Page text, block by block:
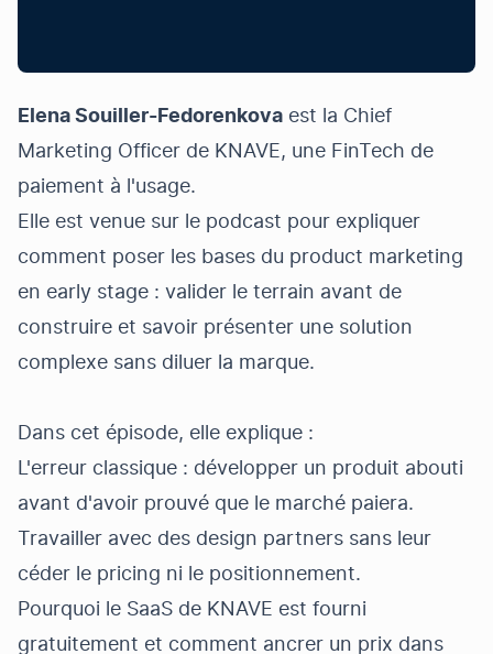
Elena Souiller-Fedorenkova est la Chief
Marketing Officer de KNAVE, une FinTech de
paiement à l'usage.
Elle est venue sur le podcast pour expliquer
comment poser les bases du product marketing
en early stage : valider le terrain avant de
construire et savoir présenter une solution
complexe sans diluer la marque.
Dans cet épisode, elle explique :
L'erreur classique : développer un produit abouti
avant d'avoir prouvé que le marché paiera.
Travailler avec des design partners sans leur
céder le pricing ni le positionnement.
Pourquoi le SaaS de KNAVE est fourni
gratuitement et comment ancrer un prix dans